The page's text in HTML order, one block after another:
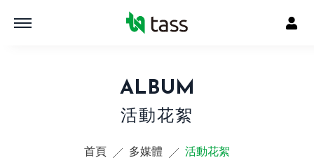
ALBUM
活動花絮
首頁 多媒體 活動花絮